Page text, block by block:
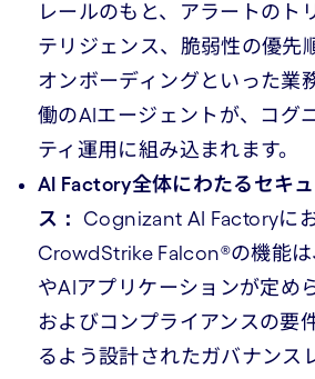
レールのもと、アラートのト
テリジェンス、脆弱性の優先
オンボーディングといった業
働のAIエージェントが、コグ
ティ運用に組み込まれます。
AI Factory全体にわたるセキ
ス：
Cognizant AI Factoryにお
CrowdStrike Falcon®の機能
やAIアプリケーションが定め
およびコンプライアンスの要
るよう設計されたガバナンス